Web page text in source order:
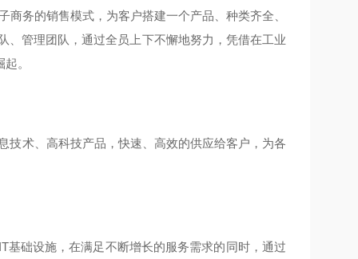
务的销售模式，为客户搭建一个产品、种类齐全、
、管理团队，通过全员上下不懈地努力，凭借在工业
。
术、高科技产品，快速、高效的供应给客户，为各
础设施，在满足不断增长的服务需求的同时，通过